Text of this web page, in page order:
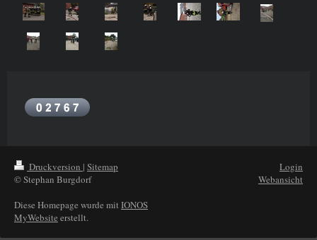
Druckversion | Sitemap
© Stephan Burgdorf
Diese Homepage wurde mitIONOS
MyWebsite erstellt.
Login
Webansicht